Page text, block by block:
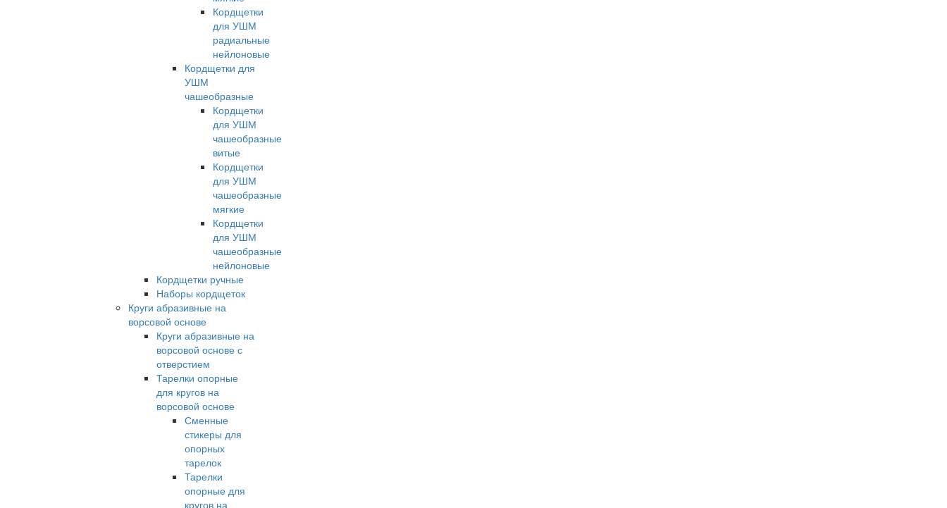
Кордщетки
для УШМ
радиальные
нейлоновые
Кордщетки для
УШМ
чашеобразные
Кордщетки
для УШМ
чашеобразные
витые
Кордщетки
для УШМ
чашеобразные
мягкие
Кордщетки
для УШМ
чашеобразные
нейлоновые
Кордщетки ручные
Наборы кордщеток
Круги абразивные на
ворсовой основе
Круги абразивные на
ворсовой основе с
отверстием
Тарелки опорные
для кругов на
ворсовой основе
Сменные
стикеры для
опорных
тарелок
Тарелки
опорные для
кругов на